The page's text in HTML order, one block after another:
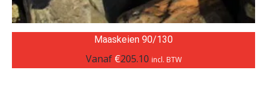
Maaskeien 90/130
Vanaf €205.10 incl. BTW